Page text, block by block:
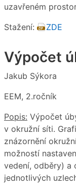
uzavřeném
Stažení:
ZDE
Výpočet
Jakub Sýkora
EEM, 2.ročník
Popis: Výpočet
v okružní síti.
znázornění
možností
vedení, odběry) a
jednotlivých